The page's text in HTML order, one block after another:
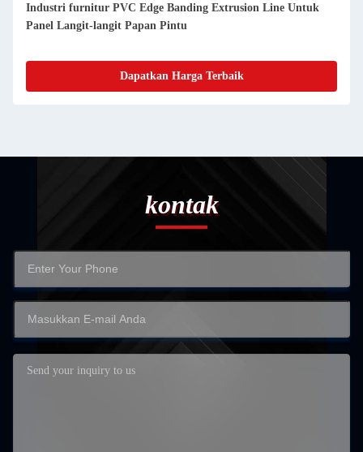
Industri furnitur PVC Edge Banding Extrusion Line Untuk
Panel Langit-langit Papan Pintu
Dapatkan Harga Terbaik
kontak